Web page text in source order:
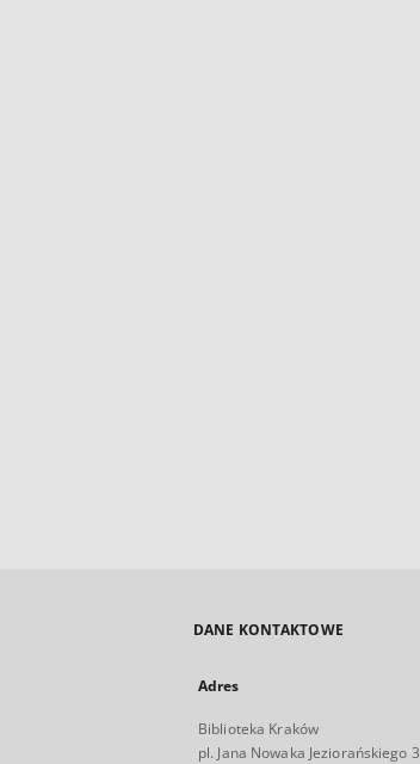
DANE KONTAKTOWE
Adres
Biblioteka Kraków
pl. Jana Nowaka Jeziorańskiego 3